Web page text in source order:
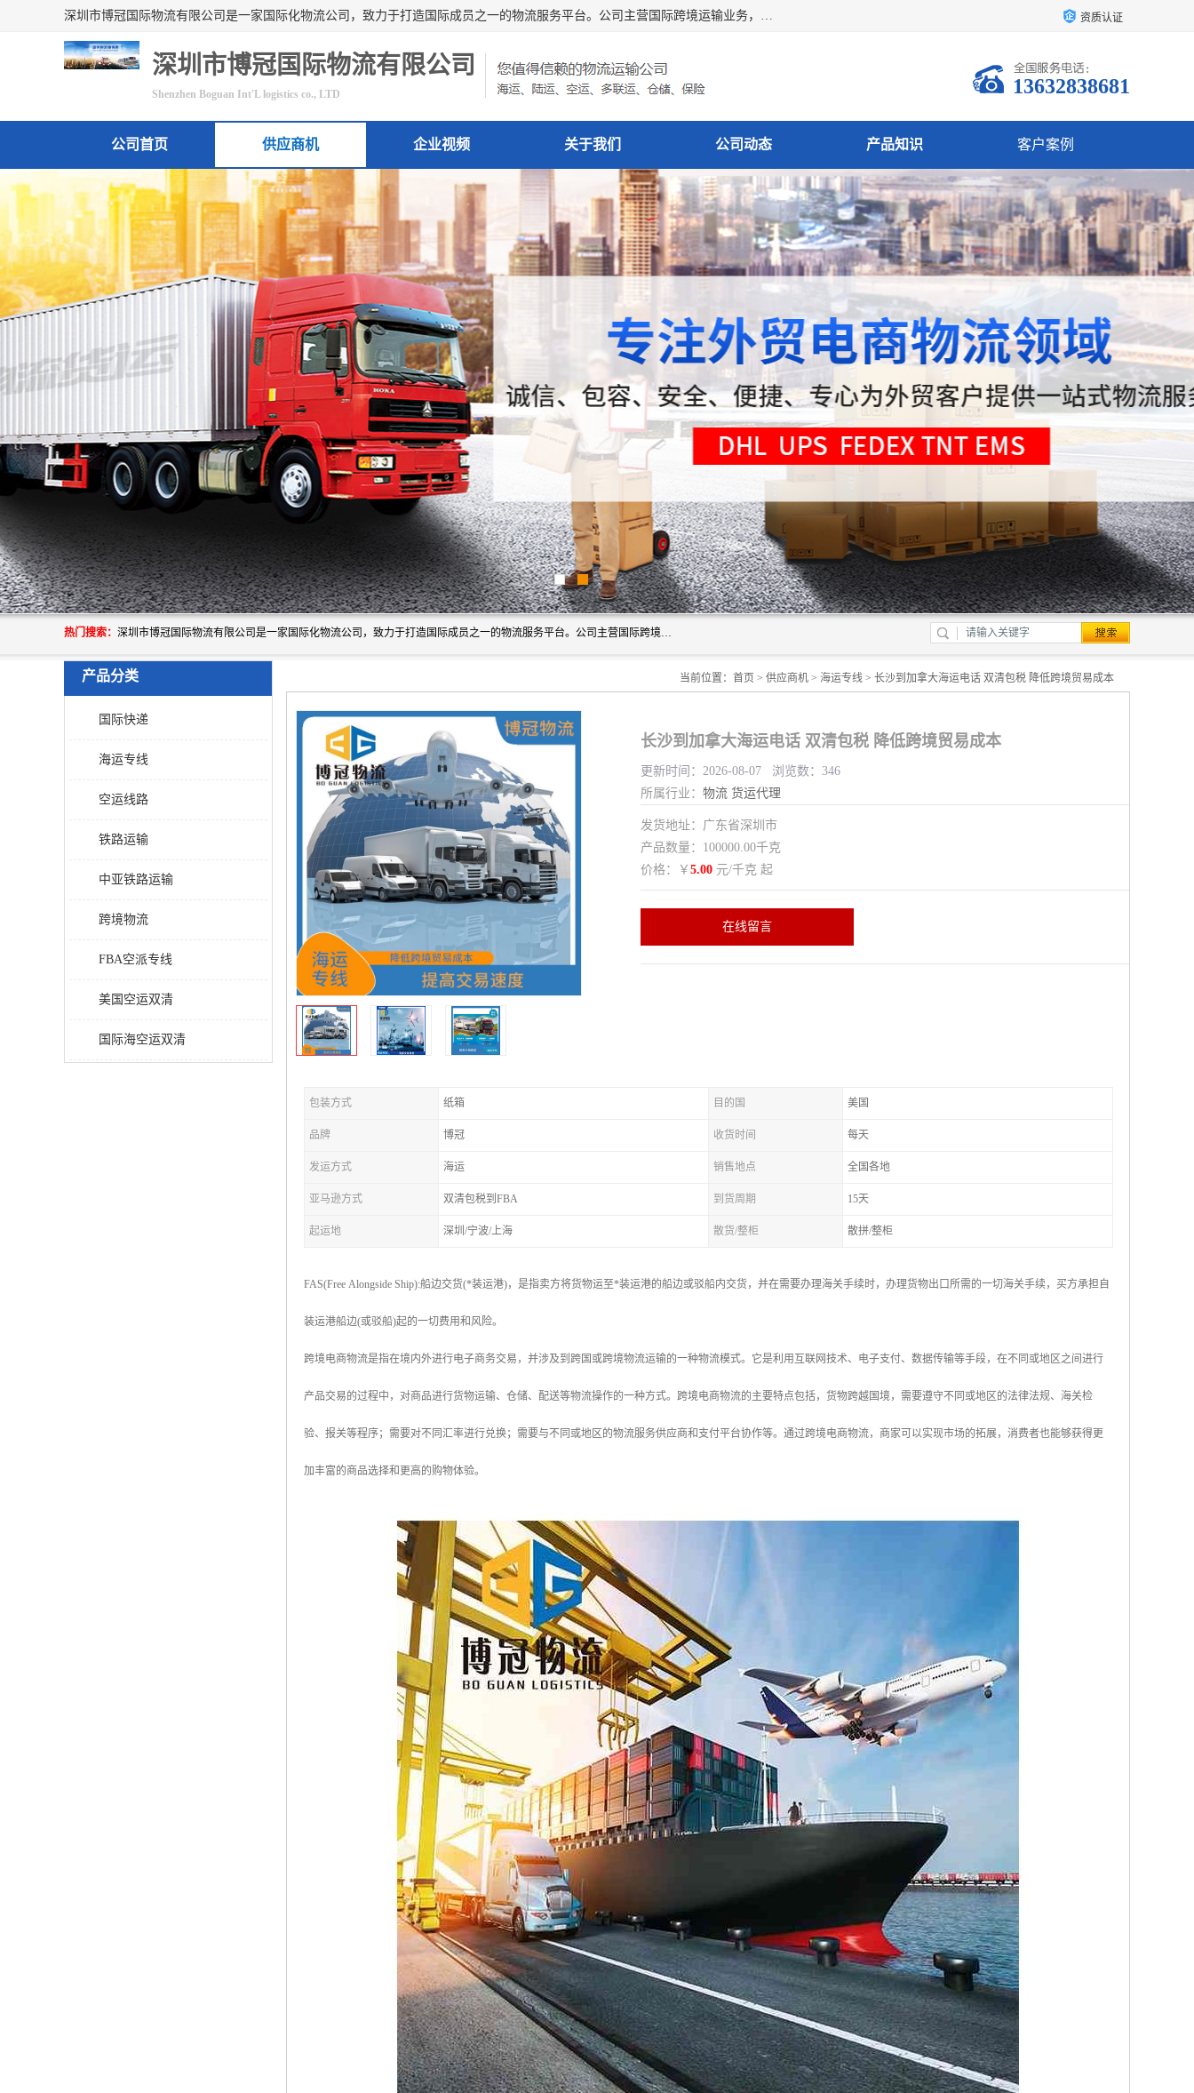
深圳市博冠国际物流有限公司是一家国际化物流公司，致力于打造国际成员之一的物流服务平台。公司主营国际跨境运输业务，提供国际快递、FBA空派专线、国际海空运、国际空运专线、中欧铁路运输等国际海空运、国际快递、国际铁路运输及跨境专线物流等各类进出口运输方面的业务。 资质认证
深圳市博冠国际物流有限公司
Shenzhen Boguan Int'L logistics co., LTD 13632838681
公司首页 供应商机 企业视频 关于我们 公司动态 产品知识 客户案例
联系方式
热门搜索： 深圳市博冠国际物流有限公司是一家国际化物流公司，致力于打造国际成员之一的物流服务平台。公司主营国际跨境运输业务，提供国际快递、FBA空派专线、国际海空运、国际空运专线、中欧铁路运输等国际海空运、国际快递、国际铁路运输及跨境专线物流等各类进出口运输方面的业务。
产品分类
国际快递
海运专线
空运线路
铁路运输
中亚铁路运输
跨境物流
FBA空派专线
美国空运双清
国际海空运双清
当前位置： 首页 > 供应商机 > 海运专线 > 长沙到加拿大海运电话 双清包税 降低跨境贸易成本
长沙到加拿大海运电话 双清包税 降低跨境贸易成本
更新时间：2026-08-07 浏览数：346
所属行业： 物流 货运代理
发货地址：广东省深圳市
产品数量：100000.00千克
价格：￥ 5.00 元/千克 起
在线留言
包装方式 纸箱 目的国 美国
品牌 博冠 收货时间 每天
发运方式 海运 销售地点 全国各地
亚马逊方式 双清包税到FBA 到货周期 15天
起运地 深圳/宁波/上海 散货/整柜 散拼/整柜
FAS(Free Alongside Ship):船边交货(*装运港)，是指卖方将货物运至*装运港的船边或驳船内交货，并在需要办理海关手续时，办理货物出口所需的一切海关手续，买方承担自
装运港船边(或驳船)起的一切费用和风险。
跨境电商物流是指在境内外进行电子商务交易，并涉及到跨国或跨境物流运输的一种物流模式。它是利用互联网技术、电子支付、数据传输等手段，在不同或地区之间进行
产品交易的过程中，对商品进行货物运输、仓储、配送等物流操作的一种方式。跨境电商物流的主要特点包括，货物跨越国境，需要遵守不同或地区的法律法规、海关检
验、报关等程序；需要对不同汇率进行兑换；需要与不同或地区的物流服务供应商和支付平台协作等。通过跨境电商物流，商家可以实现市场的拓展，消费者也能够获得更
加丰富的商品选择和更高的购物体验。